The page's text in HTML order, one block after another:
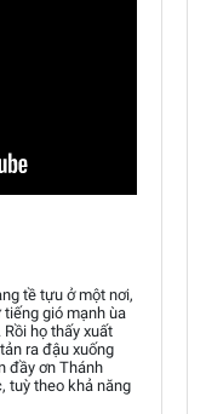
tề tựu ở một nơi,
gió mạnh ùa
họ thấy xuất
ra đậu xuống
đầy ơn Thánh
tuỳ theo khả năng